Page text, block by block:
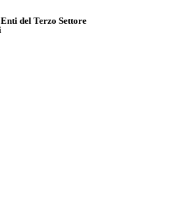
del Terzo Settore